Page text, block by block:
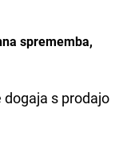
sprememba,